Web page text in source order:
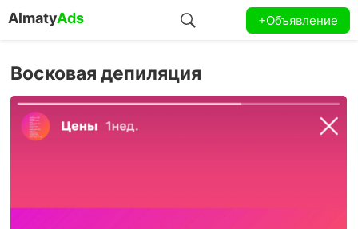
AlmatyAds +Объявление
Восковая депиляция